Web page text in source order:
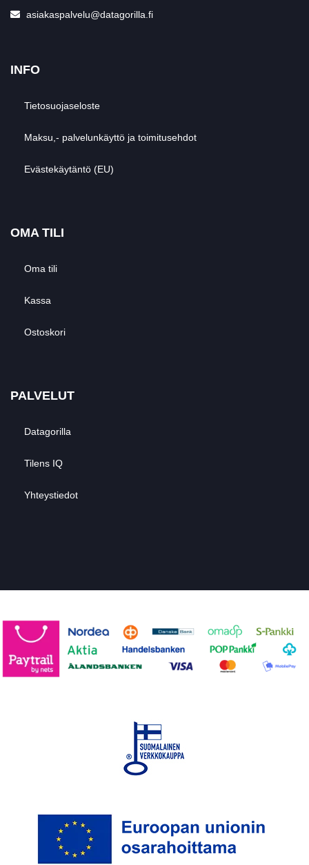
asiakaspalvelu@datagorilla.fi
INFO
Tietosuojaseloste
Maksu,- palvelunkäyttö ja toimitusehdot
Evästekäytäntö (EU)
OMA TILI
Oma tili
Kassa
Ostoskori
PALVELUT
Datagorilla
Tilens IQ
Yhteystiedot